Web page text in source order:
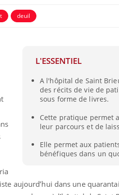
deuil
L'ESSENTIEL
A l'hôpital de Saint
des récits de vie de
sous forme de livres.
Cette pratique permet
leur parcours et de
Elle permet aux
bénéfiques dans un
aujourd’hui dans une
quelle trousse à
pharmacie pour les
vacances ?
Syndrome métabolique :
quels sont les meilleurs
exercices physiques ?
Comment éviter une otite